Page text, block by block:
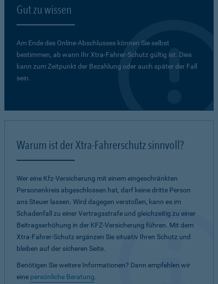
Gut zu wissen
Am Ende des Online-Abschlusses können Sie selbst
bestimmen, ab wann Ihr Xtra-Fahrer-Schutz gültig ist. Dies
kann zum Zeitpunkt der Bezahlung oder auch später der Fall
sein.
Warum ist der Xtra-Fahrerschutz sinnvoll?
Wer eine Kfz-Versicherung mit einem eingeschränkten
Personenkreis abgeschlossen hat, darf keine dritte Person
ans Steuer lassen. Wird dagegen verstoßen, kann es im
Schadenfall zu einer Vertragsstrafe und gleichzeitig zu einer
Beitragserhöhung in der KFZ-Versicherung führen. Mit dem
Xtra-Fahrer-Schutz ergänzen Sie situativ Ihren Schutz und
bleiben auf der sicheren Seite.
Benötigen Sie weitere Informationen? Dann empfehlen wir
eine persönliche Beratung.